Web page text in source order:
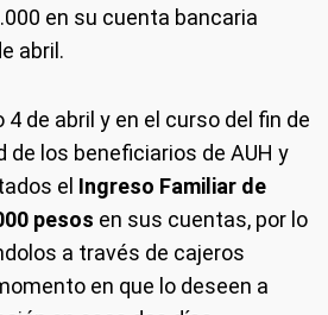
en su cuenta bancaria
abril.
de abril y en el curso del fin de
de los beneficiarios de AUH y
el Ingreso Familiar de
pesos en sus cuentas, por lo
a través de cajeros
en que lo deseen a